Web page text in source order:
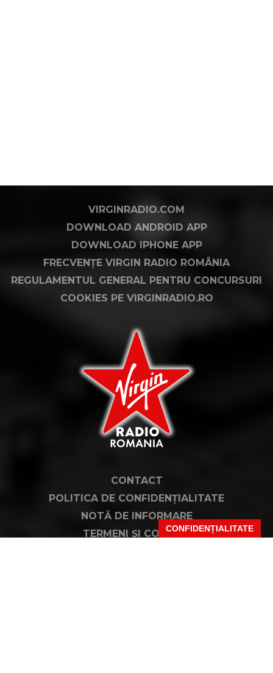
CONFIDENȚIALITATE
VIRGINRADIO.COM
DOWNLOAD ANDROID APP
DOWNLOAD IPHONE APP
FRECVENȚE VIRGIN RADIO ROMÂNIA
REGULAMENTUL GENERAL PENTRU CONCURSURI
COOKIES PE VIRGINRADIO.RO
CONTACT
POLITICA DE CONFIDENȚIALITATE
NOTĂ DE INFORMARE
TERMENI ȘI CONDIȚII